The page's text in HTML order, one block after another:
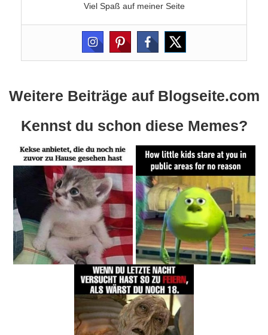
Viel Spaß auf meiner Seite
Weitere Beiträge auf Blogseite.com
Kennst du schon diese Memes?